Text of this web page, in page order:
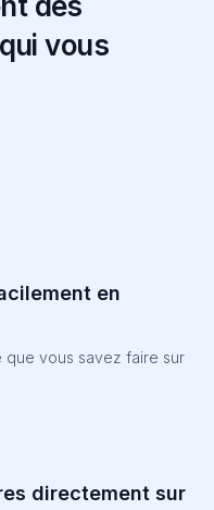
vous
en
que vous savez faire sur
directement sur